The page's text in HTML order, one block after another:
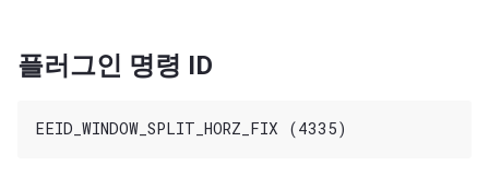
플러그인 명령 ID